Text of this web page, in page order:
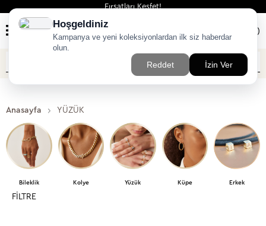
Fırsatları Keşfet!
)
Anasayfa YÜZÜK
Bileklik Kolye Yüzük Küpe Erkek
FILTRE